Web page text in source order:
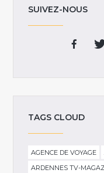
SUIVEZ-NOUS
TAGS CLOUD
AGENCE DE VOYAGE
ARDENNES TV-